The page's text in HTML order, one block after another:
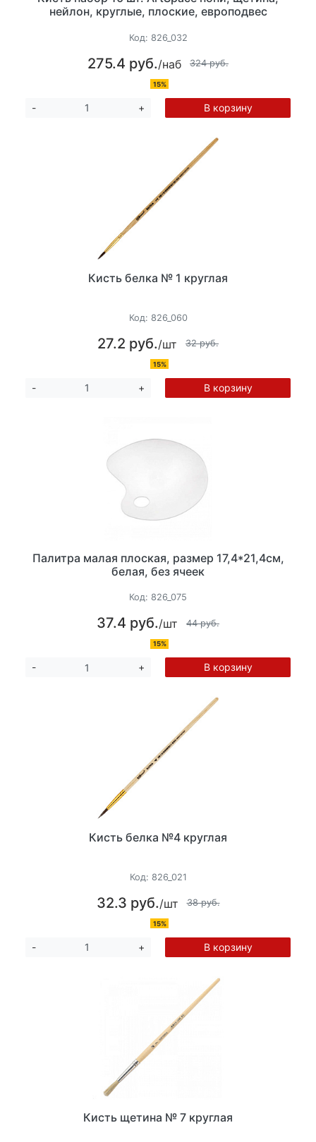
нейлон, круглые, плоские, европодвес
Код: 826_032
275.4 руб./наб 324 руб.
15%
- + В корзину
Кисть белка № 1 круглая
Код: 826_060
27.2 руб./шт 32 руб.
15%
- + В корзину
Палитра малая плоская, размер 17,4*21,4см,
белая, без ячеек
Код: 826_075
37.4 руб./шт 44 руб.
15%
- + В корзину
Кисть белка №4 круглая
Код: 826_021
32.3 руб./шт 38 руб.
15%
- + В корзину
Кисть щетина № 7 круглая